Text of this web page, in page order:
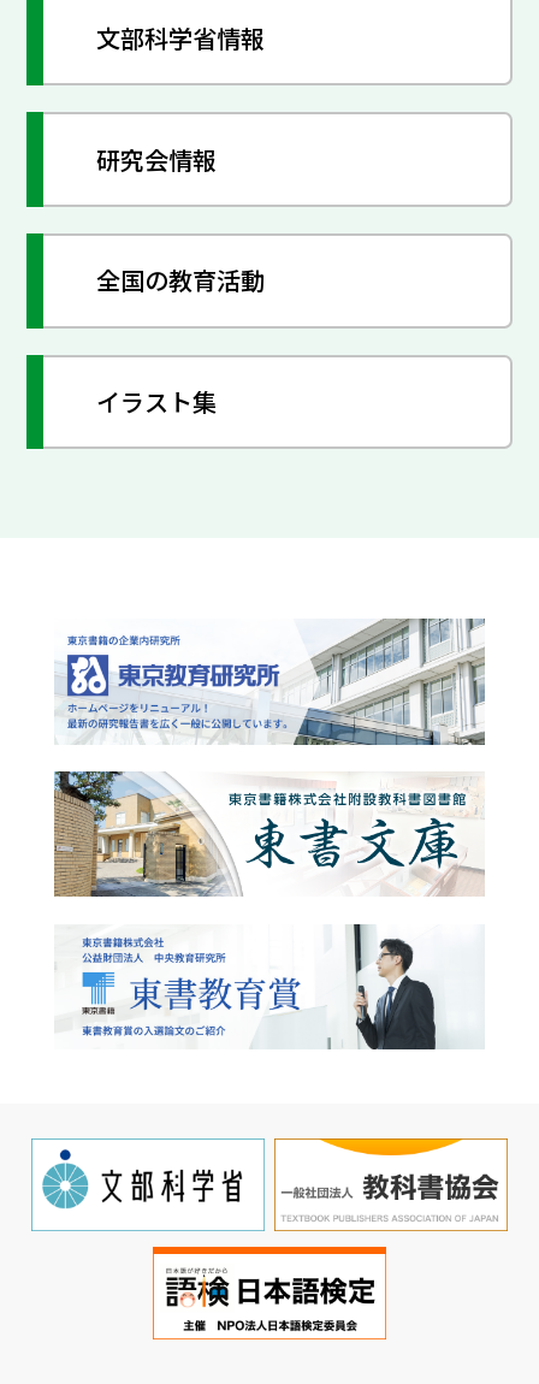
文部科学省情報
研究会情報
全国の教育活動
イラスト集